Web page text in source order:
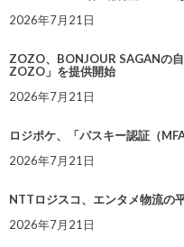
2026年7月21日
ZOZO、BONJOUR SAGANの
ZOZO」を提供開始
2026年7月21日
ロジポケ、「パスキー認証（
2026年7月21日
NTTロジスコ、エンタメ物流の
2026年7月21日